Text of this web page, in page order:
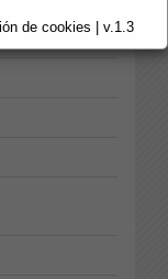
de cookies | v.1.3